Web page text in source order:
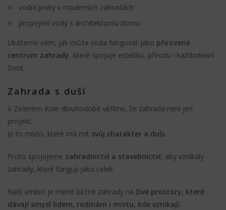
vodní prvky v moderních zahradách
propojení vody s architekturou domu
Ukážeme vám, jak může voda fungovat jako přirozené
centrum zahrady, které spojuje estetiku, přírodu i každodenní
život.
Zahrada s duší
V Zeleném Kole dlouhodobě věříme, že zahrada není jen
projekt.
Je to místo, které má mít svůj charakter a duši.
Proto spojujeme zahradnictví a stavebnictví, aby vznikaly
zahrady, které fungují jako celek.
Naší ambicí je měnit běžné zahrady na živé prostory, které
dávají smysl lidem, rodinám i místu, kde vznikají.